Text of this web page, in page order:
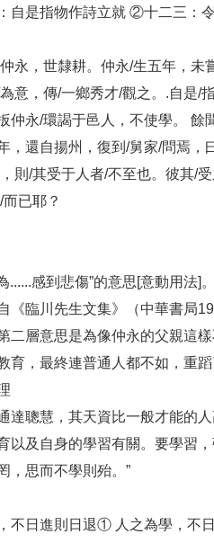
自是指物作詩立就 ②十二三：
永，世隸耕。仲永/生五年，未
意，傳/一鄉秀才/觀之。.自是/
仲永/環謁于邑人，不使學。 餘
，還自揚州，復到/舅家/問焉
則/其受于人者/不至也。彼其/
已耶？
為......感到悲傷”的意思[意動用
《臨川先生文集》（中華書局
二層意思是為像仲永的父親這
育，最終連普通人都不如，重蹈
達聰慧，其天資比一般才能的
以及自身的學習有關。要學習
，思而不學則殆。”
不日進則日退① 人之為學，